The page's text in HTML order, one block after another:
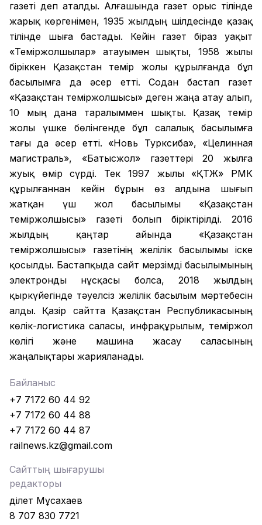
газеті деп аталды. Алғашында газет орыс тілінде
жарық көргенімен, 1935 жылдың шілдесінде қазақ
тілінде шыға бастады. Кейін газет біраз уақыт
«Теміржолшылар» атауымен шықты, 1958 жылы
біріккен Қазақстан темір жолы құрылғанда бұл
басылымға да әсер етті. Содан бастап газет
«Қазақстан теміржолшысы» деген жаңа атау алып,
10 мың дана таралыммен шықты. Қазақ темір
жолы үшке бөлінгенде бұл салалық басылымға
тағы да әсер етті. «Новь Турксиба», «Целинная
магистраль», «Батысжол» газеттері 20 жылға
жуық өмір сүрді. Тек 1997 жылы «ҚТЖ» РМК
құрылғаннан кейін бұрын өз алдына шығып
жатқан үш жол басылымы «Қазақстан
теміржолшысы» газеті болып біріктірілді. 2016
жылдың қаңтар айында «Қазақстан
теміржолшысы» газетінің желілік басылымы іске
қосылды. Бастапқыда сайт мерзімді басылымының
электронды нұсқасы болса, 2018 жылдың
қыркүйегінде тәуелсіз желілік басылым мәртебесін
алды. Қазір сайтта Қазақстан Республикасының
көлік-логистика саласы, инфрақұрылым, теміржол
көлігі және машина жасау саласының
жаңалықтары жарияланады.
Байланыс
+7 7172 60 44 92
+7 7172 60 44 88
+7 7172 60 44 87
railnews.kz@gmail.com
Сайттың шығарушы
редакторы
Әділет Мұсахаев
8 707 830 7721